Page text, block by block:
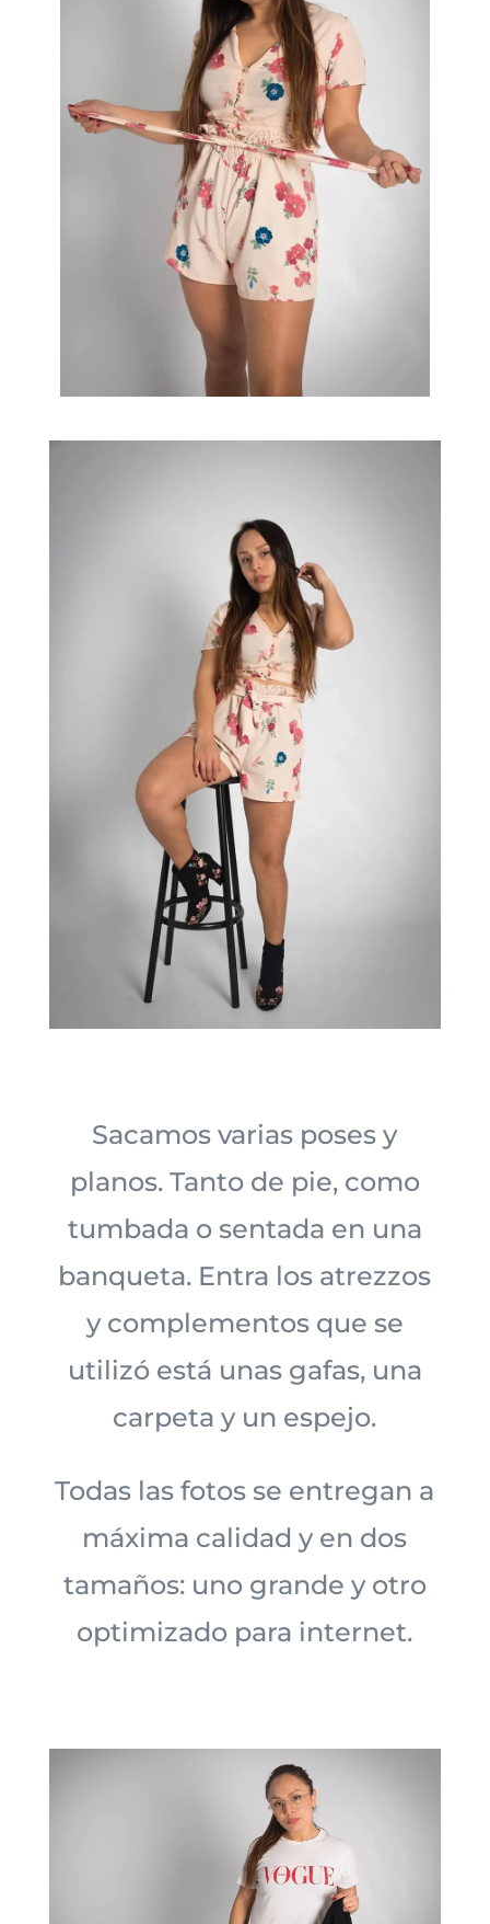
Sacamos varias poses y
planos. Tanto de pie, como
tumbada o sentada en una
banqueta. Entra los atrezzos
y complementos que se
utilizó está unas gafas, una
carpeta y un espejo.
Todas las fotos se entregan a
máxima calidad y en dos
tamaños: uno grande y otro
optimizado para internet.